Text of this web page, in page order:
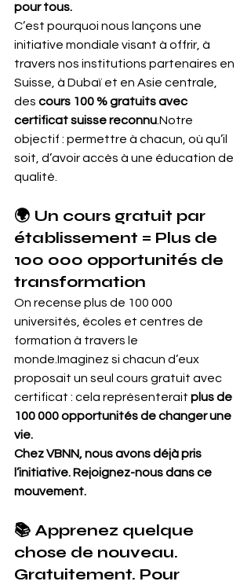
pour tous.
C’est pourquoi nous lançons une
initiative mondiale visant à offrir, à
travers nos institutions partenaires en
Suisse, à Dubaï et en Asie centrale,
des cours 100 % gratuits avec
certificat suisse reconnu.Notre
objectif : permettre à chacun, où qu’il
soit, d’avoir accès à une éducation de
qualité.
🌍 Un cours gratuit par
établissement = Plus de
100 000 opportunités de
transformation
On recense plus de 100 000
universités, écoles et centres de
formation à travers le
monde.Imaginez si chacun d’eux
proposait un seul cours gratuit avec
certificat : cela représenterait plus de
100 000 opportunités de changer une
vie.
Chez VBNN, nous avons déjà pris
l’initiative. Rejoignez-nous dans ce
mouvement.
📚 Apprenez quelque
chose de nouveau.
Gratuitement. Pour